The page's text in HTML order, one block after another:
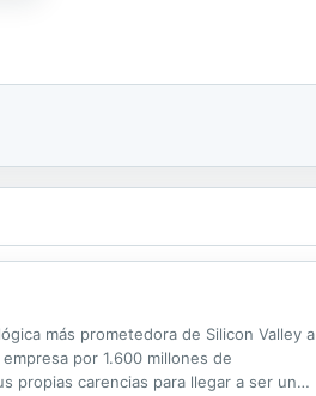
más prometedora de Silicon Valley a
por 1.600 millones de
propias carencias para llegar a ser un